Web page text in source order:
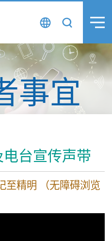
事宜
台宣传声带
至精明 （无障碍浏览